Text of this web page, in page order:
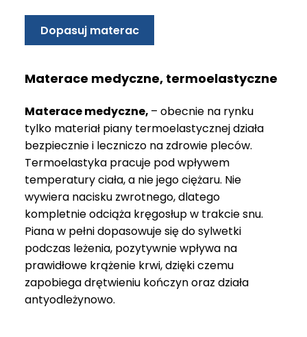
Dopasuj materac
Materace medyczne, termoelastyczne
Materace medyczne, – obecnie na rynku
tylko materiał piany termoelastycznej działa
bezpiecznie i leczniczo na zdrowie pleców.
Termoelastyka pracuje pod wpływem
temperatury ciała, a nie jego ciężaru. Nie
wywiera nacisku zwrotnego, dlatego
kompletnie odciąża kręgosłup w trakcie snu.
Piana w pełni dopasowuje się do sylwetki
podczas leżenia, pozytywnie wpływa na
prawidłowe krążenie krwi, dzięki czemu
zapobiega drętwieniu kończyn oraz działa
antyodleżynowo.